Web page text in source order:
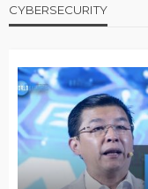
CYBERSECURITY